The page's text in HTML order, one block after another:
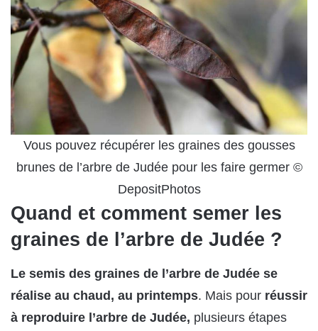
Vous pouvez récupérer les graines des gousses
brunes de l’arbre de Judée pour les faire germer ©
DepositPhotos
Quand et comment semer les
graines de l’arbre de Judée ?
Le semis des graines de l’arbre de Judée se
réalise au chaud, au printemps. Mais pour réussir
à reproduire l’arbre de Judée, plusieurs étapes